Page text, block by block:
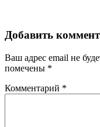
Добавить
Ваш адрес email не
помечены *
Комментарий *